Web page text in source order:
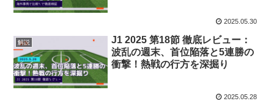
2025.05.30
解説
J1 2025 第18節 徹底レビュー：
波乱の週末、首位陥落と5連勝の
衝撃！熱戦の行方を深掘り
2025.05.28